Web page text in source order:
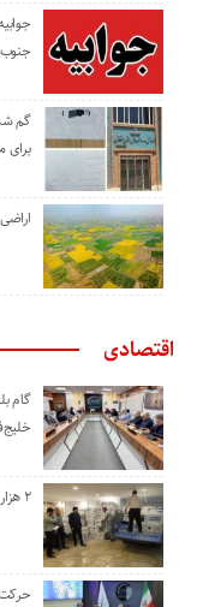
جنوب
گم
برای
اقتصادی
گام
۲ هزار و ۵۰۰ بسته نوشت‌افزار به دانش‌آموزان خوزستان رسید